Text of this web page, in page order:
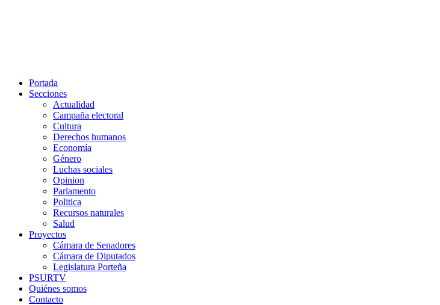
Portada
Secciones
Actualidad
Campaña electoral
Cultura
Derechos humanos
Economía
Género
Luchas sociales
Opinion
Parlamento
Politica
Recursos naturales
Salud
Proyectos
Cámara de Senadores
Cámara de Diputados
Legislatura Porteña
PSURTV
Quiénes somos
Contacto